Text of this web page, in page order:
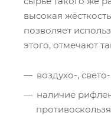
высокая
позволяет
этого, отмечают
воздухо-,
наличие